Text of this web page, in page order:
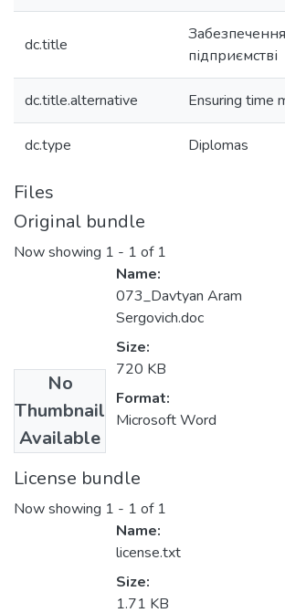
dc.title
підприємстві
dc.title.alternative Ensuring time
dc.type Diplomas
Files
Original bundle
Now showing 1 - 1 of 1
No
Thumbnail
Available
Name:
073_Davtyan Aram
Sergovich.doc
Size:
720 KB
Format:
Microsoft Word
License bundle
Now showing 1 - 1 of 1
Name:
license.txt
Size:
1.71 KB